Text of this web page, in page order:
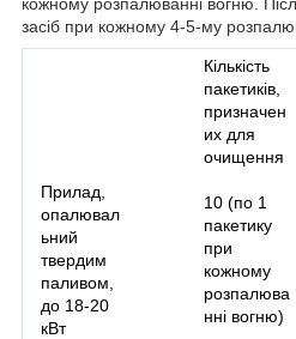
засіб при кожному 4-5-му
Кількість
пакетиків
призначен
их для
очищення
Прилад,
опалювал
ьний
твердим
паливом,
до 18-20
кВт
10 (по 1
пакетику
при
кожному
розпалюва
нні вогню)